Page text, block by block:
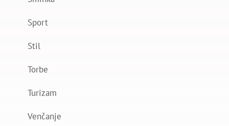
Sport
Stil
Torbe
Turizam
Venčanje